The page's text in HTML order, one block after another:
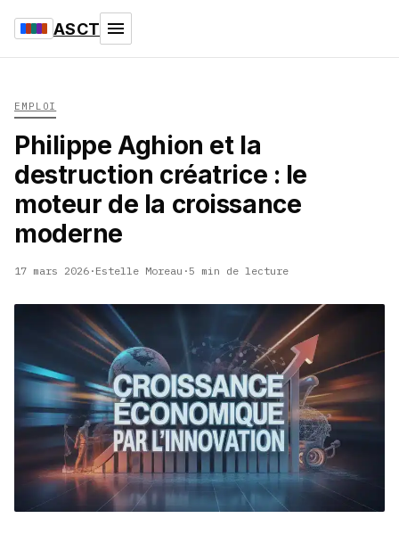
ASCT
EMPLOI
Philippe Aghion et la
destruction créatrice : le
moteur de la croissance
moderne
17 mars 2026 · Estelle Moreau ·5 min de lecture